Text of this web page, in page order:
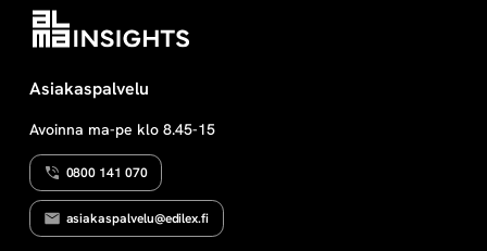
liikennerikokset ja
liikennerikosten seuraamukset.
usein lain soveltamisen ongelmia.
Teoksessa otetaan kantaa
käytännössä ilmenneisiin
tulkintatilanteisiin ja annetaan
lukuisia suosituksia
liikennesääntöjen tulkintaan.
Myös liikenteen […]
Asiakaspalvelu
Avoinna ma-pe klo 8.45-15
0800 141 070
asiakaspalvelu@edilex.fi